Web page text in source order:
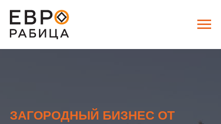
ЗАГОРОДНЫЙ БИЗНЕС ОТ